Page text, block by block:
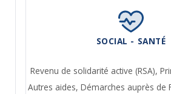
SOCIAL - SANTÉ
Revenu de solidarité active (RSA),
Autres aides,Démarches auprès de